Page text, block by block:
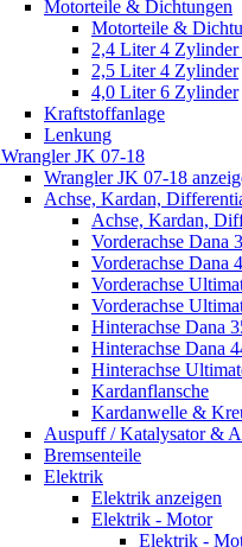
Motorteile & Dichtungen
Motorteile &
2,4 Liter 4
2,5 Liter 4 Zylinder
4,0 Liter 6 Zylinder
Kraftstoffanlage
Lenkung
Wrangler JK 07-18
Wrangler JK 07-18
Achse, Kardan,
Achse, Kardan,
Vorderachse Dana
Vorderachse Dana
Vorderachse
Vorderachse
Hinterachse Dana
Hinterachse Dana
Hinterachse
Kardanflansche
Kardanwelle &
Auspuff / Katalysator &
Bremsenteile
Elektrik
Elektrik anzeigen
Elektrik - Motor
Elektrik -